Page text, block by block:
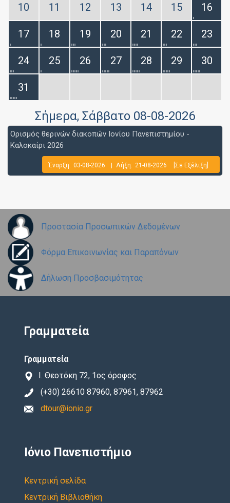
10 11 12 13 14 15 16
17 18 19 20 21 22 23
24 25 26 27 28 29 30
31
Σήμερα, Σάββατο 08-08-2026
Ορισμός θερινών διακοπών Ιονίου Πανεπιστημίου -
Καλοκαίρι 2026
Έναρξη: 03-08-2026 Λήξη: 21-08-2026 [Σε Εξέλιξη]
Προστασία Προσωπικών Δεδομένων
Φόρμα Επικοινωνίας και Παραπόνων
Δήλωση Προσβασιμότητας
Γραμματεία
Γραμματεία
Ι. Θεοτόκη 72, 1ος όροφος
(+30) 26610 87960, 87961, 87962
dtour@ionio.gr
Ιόνιο Πανεπιστήμιο
Κεντρική σελίδα
Κεντρική Βιβλιοθήκη